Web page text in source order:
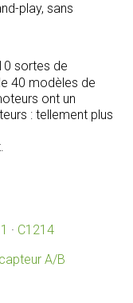
play, sans
sortes de
40 modèles de
ont un
: tellement plus
· C1214
A/B